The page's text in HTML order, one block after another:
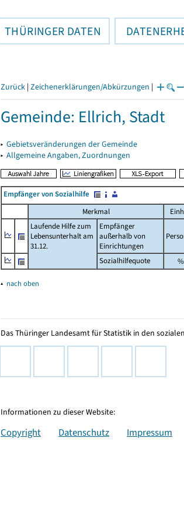
THÜRINGER DATEN
Zurück | Zeichenerklärungen/Abkürzungen |
Gemeinde: Ellrich, Stadt
▸ Gebietsveränderungen der Gemeinde
▸ Allgemeine Angaben, Zuordnungen
Empfänger von Sozialhilfe
Merkmal
Laufende Hilfe zum
Lebensunterhalt am
31.12.
Empfänger
außerhalb von
Einrichtungen
Sozialhilfequote %
▴ nach oben
Das Thüringer Landesamt für Statistik in den
Informationen zu dieser Website:
Copyright Datenschutz Impressum